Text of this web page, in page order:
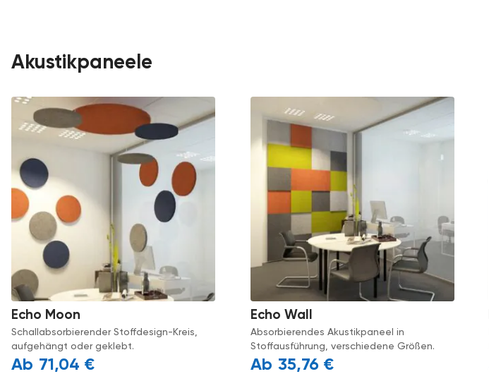
Akustikpaneele
Echo Moon
Schallabsorbierender Stoffdesign-Kreis,
aufgehängt oder geklebt.
71,04 €
Echo Wall
Absorbierendes Akustikpaneel in
Stoffausführung, verschiedene Größen.
35,76 €